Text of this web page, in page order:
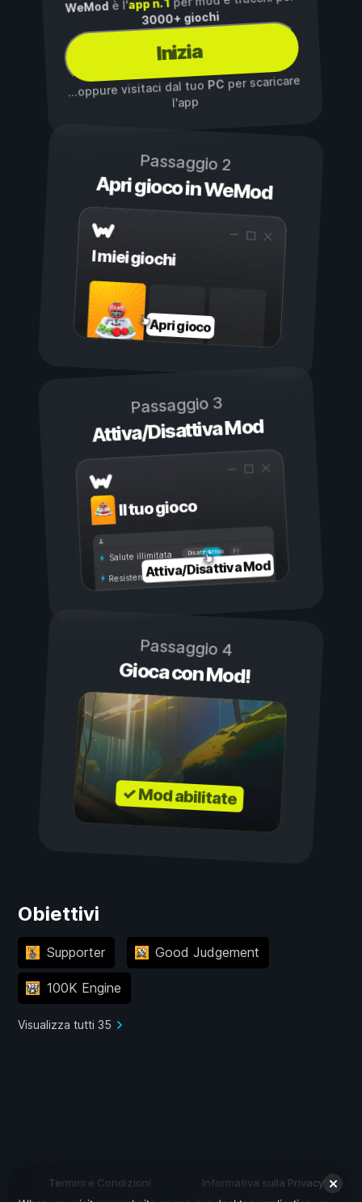
WeMod è l'app n. 1
3000+ giochi
Inizia
...oppure visitaci dal tuoPC per scaricare
l'app
Passaggio 2
Apri gioco in WeMod
I miei giochi
Apri gioco
Passaggio 3
Attiva/Disattiva Mod
Il tuo gioco
Attivo
Disattivo
Salute illimitata
Resistenza illimitata
Attiva/Disattiva Mod
Passaggio 4
Gioca con Mod!
✓ Mod abilitate
Obiettivi
Supporter Good Judgement
100K Engine
Visualizza tutti 35
Termini e Condizioni
Informativa sulla Privacy